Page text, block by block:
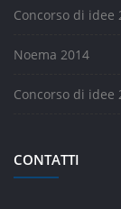
Concorso di idee
Noema 2014
Concorso di idee
CONTATTI